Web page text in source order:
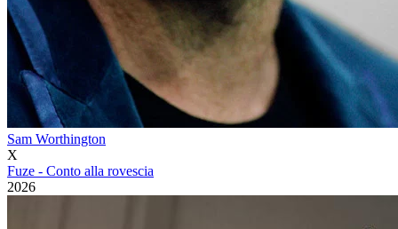
Sam Worthington
X
Fuze - Conto alla rovescia
2026